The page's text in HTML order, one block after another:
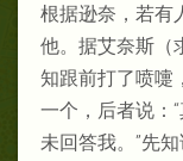
根据逊奈，若有
他。据艾奈斯（
知跟前打了喷嚏
一个，后者说：
未回答我。”先